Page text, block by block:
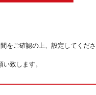
をご確認の上、設定してくだ
致します。